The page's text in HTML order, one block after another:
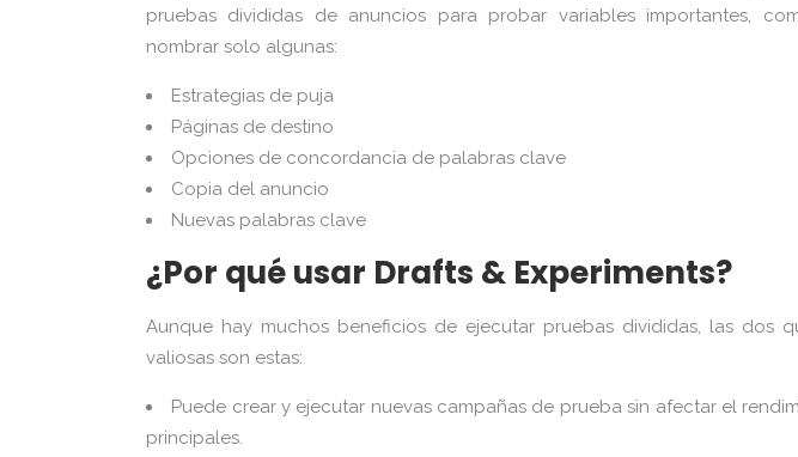
pruebas divididas de anuncios para probar variables importantes,
nombrar solo algunas:
Estrategias de puja
Páginas de destino
Opciones de concordancia de palabras clave
Copia del anuncio
Nuevas palabras clave
¿Por qué usar Drafts & Experiments?
Aunque hay muchos beneficios de ejecutar pruebas divididas, las dos
valiosas son estas:
Puede crear y ejecutar nuevas campañas de prueba sin afectar el
principales.